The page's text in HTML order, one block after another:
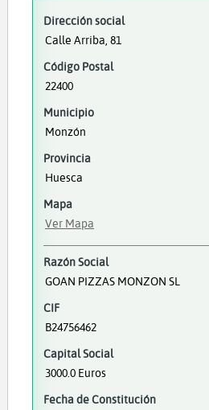
Dirección social
Calle Arriba, 81
Código Postal
22400
Municipio
Monzón
Provincia
Huesca
Mapa
Ver Mapa
Razón Social
GOAN PIZZAS MONZON SL
CIF
B24756462
Capital Social
3000.0 Euros
Fecha de Constitución